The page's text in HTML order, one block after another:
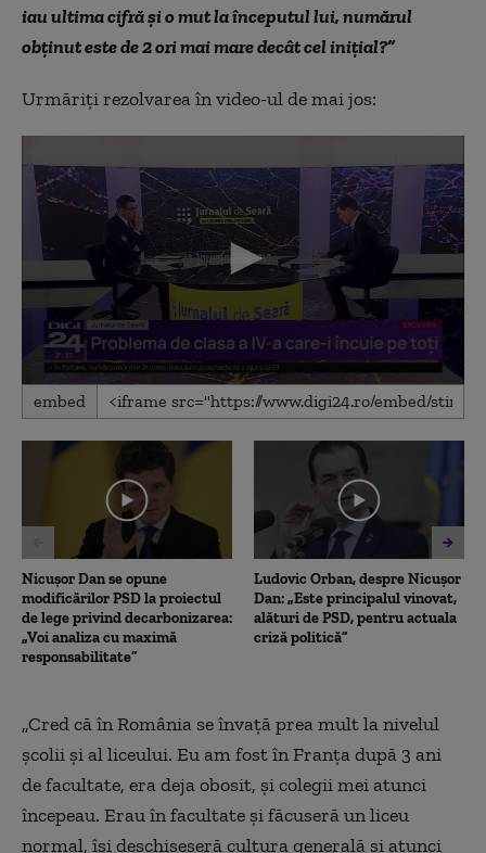
iau ultima cifră și o mut la începutul lui, numărul
obținut este de 2 ori mai mare decât cel inițial?”
Urmăriți rezolvarea în video-ul de mai jos:
0
seconds
7
minutes,
embed
Nicușor Dan se opune
modificărilor PSD la proiectul
de lege privind decarbonizarea:
„Voi analiza cu maximă
responsabilitate”
Ludovic Orban, despre Nicușor
Dan: „Este principalul vinovat,
alături de PSD, pentru actuala
criză politică”
„Cred că în România se învață prea mult la nivelul
școlii și al liceului. Eu am fost în Franța după 3 ani
de facultate, era deja obosit, și colegii mei atunci
începeau. Erau în facultate și făcuseră un liceu
normal, își deschiseseră cultura generală și atunci